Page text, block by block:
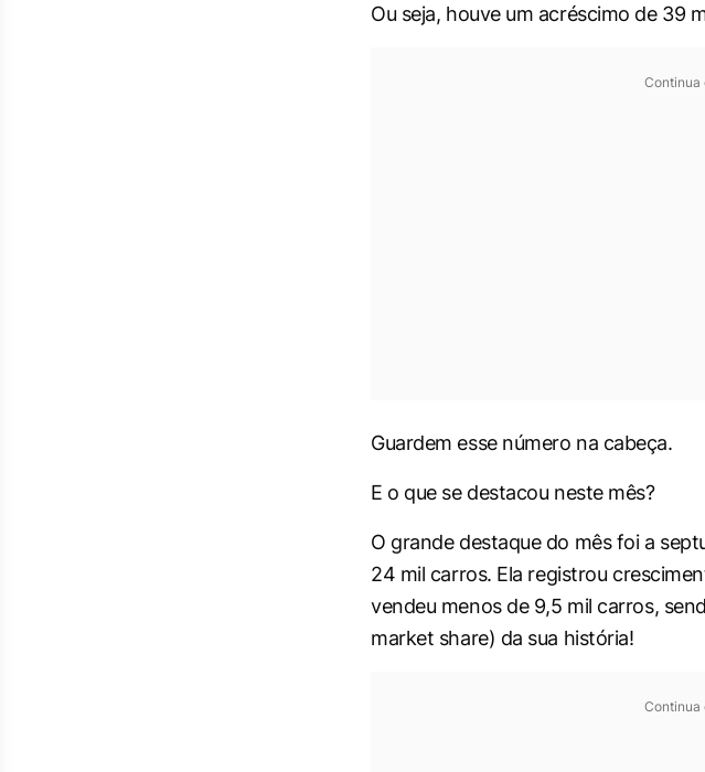
Ou seja, houve um acréscimo de 39
Continua
Guardem esse número na cabeça.
E o que se destacou neste mês?
O grande destaque do mês foi a
24 mil carros. Ela registrou
vendeu menos de 9,5 mil carros,
market share) da sua história!
Continua